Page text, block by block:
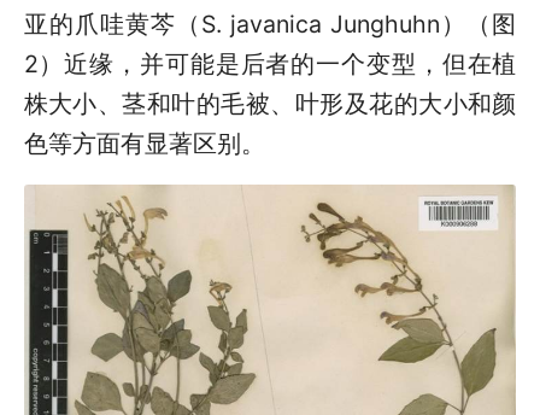
亚的爪哇黄芩（S. javanica Junghuhn）（图
2）近缘，并可能是后者的一个变型，但在植
株大小、茎和叶的毛被、叶形及花的大小和颜
色等方面有显著区别。